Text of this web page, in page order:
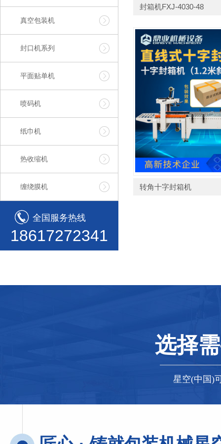
真空包装机
封口机系列
平面贴单机
喷码机
纸巾机
热收缩机
缠绕膜机
全国服务热线
18617272341
封箱机FXJ-4030-48
转角十字封箱机
选择
星空(中国)